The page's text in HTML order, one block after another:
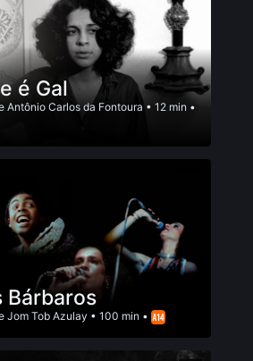
é Gal
Antônio Carlos da Fontoura • 12 min •
Bárbaros
Jom Tob Azulay • 100 min •